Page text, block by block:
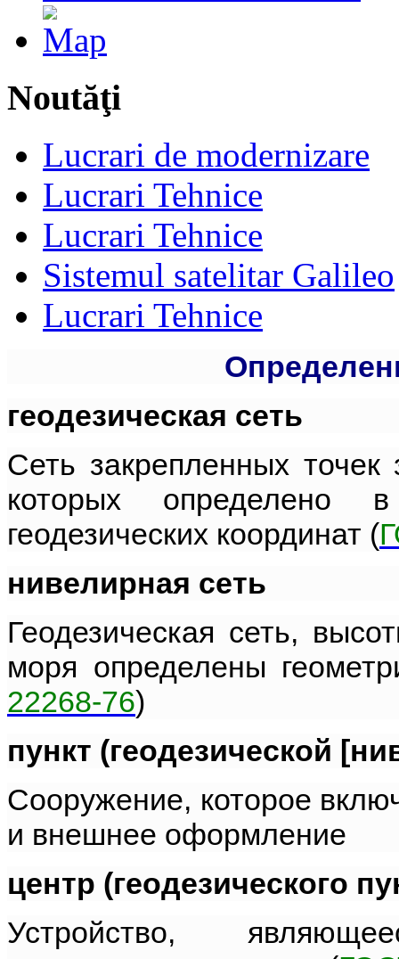
Noutăţi
Lucrari de modernizare
Lucrari Tehnice
Lucrari Tehnice
Sistemul satelitar Galileo
Lucrari Tehnice
геодезическая сеть
Сеть закрепленных
которых
геодезических координат (
нивелирная сеть
Геодезическая сеть,
моря определены
22268-76)
пункт (геодезической
Сооружение, которое
и внешнее оформление
центр (геодезического
Устройство,